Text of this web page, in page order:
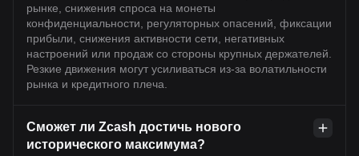
рынке, снижения спроса на монеты
конфиденциальности, регуляторных опасений, фиксации
прибыли, снижения активности сети, негативных
настроений или продаж со стороны крупных держателей.
Резкие движения могут усиливаться из-за волатильности
рынка и кредитного плеча.
Сможет ли Zcash достичь нового
исторического максимума?